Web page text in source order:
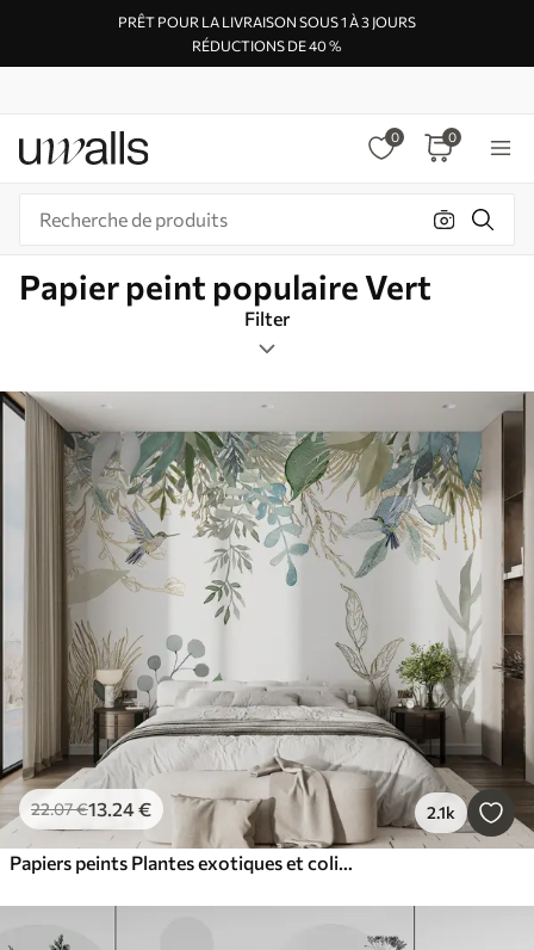
PRÊT POUR LA LIVRAISON SOUS 1 À 3 JOURS
RÉDUCTIONS DE 40 %
0 0
Papier peint populaire Vert
Filter
Étiquettes de design
Format de l’image
Vert
Intelligent
Réinitialiser tous les filtres
22.07€13.24€ 2.1k
Papiers peints Plantes exotiques et colibris